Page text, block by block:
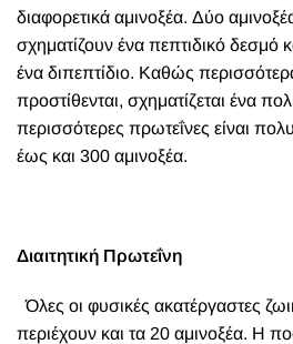
διαφορετικά αμινοξέα. Δύο
σχηματίζουν ένα πεπτιδικό δεσμό
ένα διπεπτίδιο. Καθώς
προστίθενται, σχηματίζεται ένα
περισσότερες πρωτεΐνες είναι
έως και 300 αμινοξέα.
Διαιτητική Πρωτεΐνη
Όλες οι φυσικές ακατέργαστες
περιέχουν και τα 20 αμινοξέα. Η